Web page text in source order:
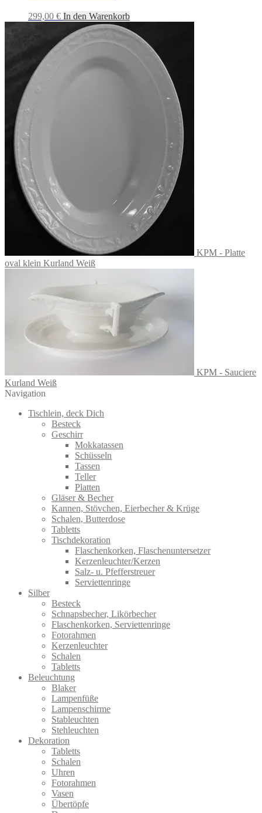
299,00 € In den Warenkorb
KPM - Platte
oval klein Kurland Weiß
KPM - Sauciere
Kurland Weiß
Navigation
Tischlein, deck Dich
Besteck
Geschirr
Mokkatassen
Schüsseln
Tassen
Teller
Platten
Gläser & Becher
Kannen, Stövchen, Eierbecher & Krüge
Schalen, Butterdose
Tabletts
Tischdekoration
Flaschenkorken, Flaschenuntersetzer
Kerzenleuchter/Kerzen
Salz- u. Pfefferstreuer
Serviettenringe
Silber
Besteck
Schnapsbecher, Likörbecher
Flaschenkorken, Serviettenringe
Fotorahmen
Kerzenleuchter
Schalen
Tabletts
Beleuchtung
Blaker
Lampenfüße
Lampenschirme
Stableuchten
Stehleuchten
Dekoration
Tabletts
Schalen
Uhren
Fotorahmen
Vasen
Übertöpfe